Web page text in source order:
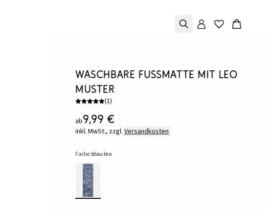
Waschbare Fußmatte mit Leo
Muster
(1)
ab9,99 €
inkl. MwSt., zzgl. Versandkosten
Farbe:blau leo